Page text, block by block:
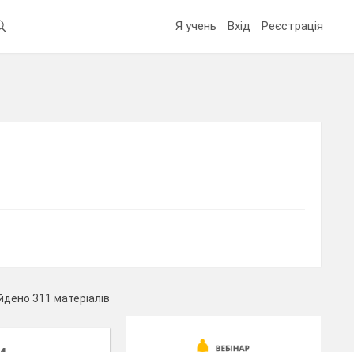
Я учень Вхід Реєстрація
311 матеріалів